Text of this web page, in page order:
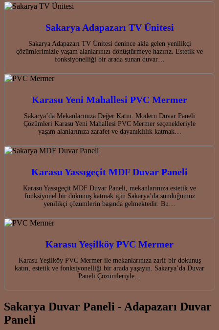
Sakarya Adapazarı TV Ünitesi
Sakarya Adapazarı TV Ünitesi denince akla gelen yenilikçi
çözümlerimizle yaşam alanlarınızı dönüştürmeye hazırız. Estetik ve
fonksiyonelliği bir arada sunan duvar…
Karasu Yeni Mahallesi PVC Mermer
Sakarya’da Mekanlarınıza Değer Katın: Modern Duvar Paneli
Çözümleri Karasu Yeni Mahallesi PVC Mermer seçenekleriyle
yaşam alanlarınıza zarafet ve dayanıklılık katmak…
Karasu Yassıgeçit MDF Duvar Paneli
Karasu Yassıgeçit MDF Duvar Paneli, mekanlarınıza estetik ve
fonksiyonel bir dokunuş katmak için Sakarya’da sunduğumuz
yenilikçi çözümlerin başında gelmektedir. Bu…
Karasu Yeşilköy PVC Mermer
Karasu Yeşilköy PVC Mermer ile mekanlarınıza zarif bir dokunuş
katın, estetik ve fonksiyonelliği bir arada yaşayın. Sakarya’da Duvar
Paneli Çözümleriyle…
Sakarya Duvar Paneli - Adapazarı Duvar
Paneli